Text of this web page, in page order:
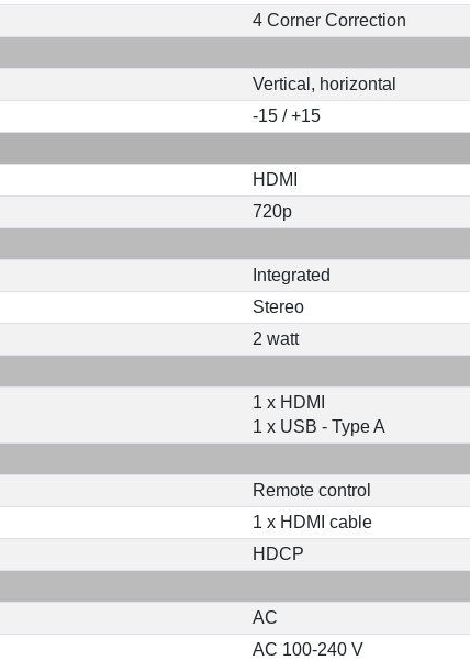
4 Corner Correction
Vertical, horizontal
-15 / +15
HDMI
720p
Integrated
Stereo
2 watt
1 x HDMI
1 x USB - Type A
Remote control
1 x HDMI cable
HDCP
AC
AC 100-240 V